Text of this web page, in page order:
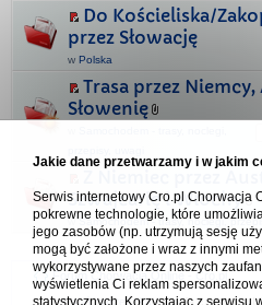
Do Kościeliska/
przez Słowację
w Polska
Trasa przez
Słowenię
Szwajcarię i Włochy
wSamochodem - trasy, noclegi,
Forum Chorwacja Online - Cro.pl
Usuń ciasteczka• Strefa czasowa:
Jakie dane przetwarzamy i w jakim
Serwis internetowy Cro.pl Chorwacja
pokrewne technologie, które
jego zasobów (np. utrzymują sesję
mogą być założone i wraz z innymi
wykorzystywane przez naszych
wyświetlenia Ci reklam
statystycznych. Korzystając z serwisu